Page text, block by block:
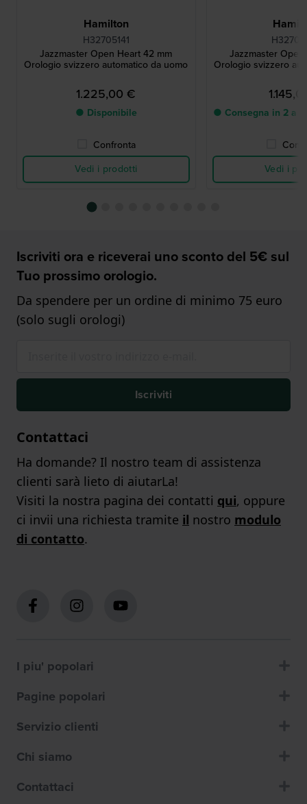
Hamilton
H32705141
Jazzmaster Open Heart 42 mm
Orologio svizzero automatico da uomo
1.225,00 €
● Disponibile
Confronta
Vedi i prodotti
Jazzmaster
Orologio svizzero
● Consegna in 2 a
Vedi i
Iscriviti ora e riceverai uno sconto del 5€ sul
Tuo prossimo orologio.
Da spendere per un ordine di minimo 75 euro
(solo sugli orologi)
Iscriviti
Contattaci
Ha domande? Il nostro team di assistenza
clienti sarà lieto di aiutarLa!
Visiti la nostra pagina dei contatti qui, oppure
ci invii una richiesta tramite il nostro modulo
di contatto.
I piu' popolari
Pagine popolari
Servizio clienti
Chi siamo
Contattaci